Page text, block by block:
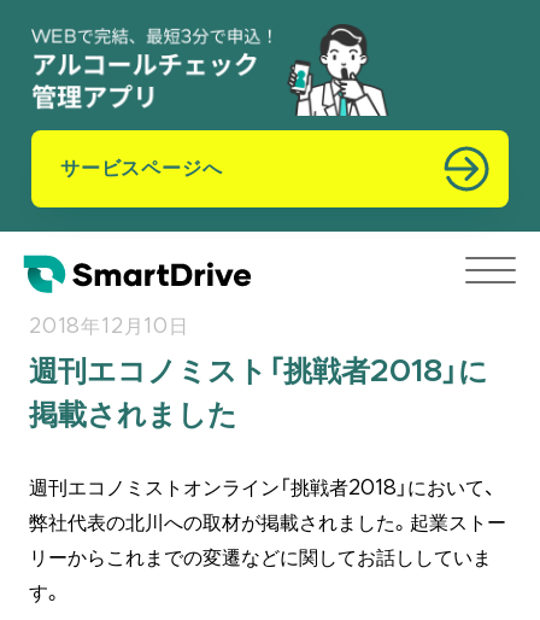
サービスページへ
2018年12月10日
週刊エコノミスト「挑戦者2018」に
掲載されました
週刊エコノミストオンライン「挑戦者2018」において、
弊社代表の北川への取材が掲載されました。起業ストー
リーからこれまでの変遷などに関してお話ししていま
す。